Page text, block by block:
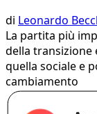
di Leonardo
La partita più
della transizione
quella sociale e
cambiamento